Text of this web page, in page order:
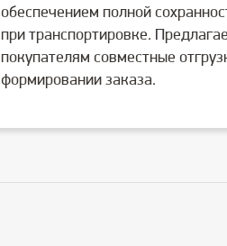
обеспечением полной
при транспортировке.
покупателям совместные
формировании заказа.